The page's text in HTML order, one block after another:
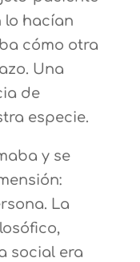
lo hacían
cómo otra
Una
de
especie.
y se
La
social era